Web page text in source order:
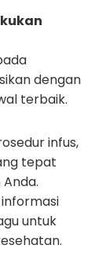
dengan
terbaik.
infus,
tepat
untuk